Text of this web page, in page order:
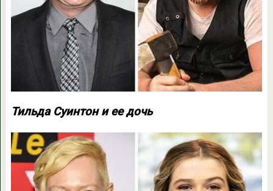
Тильда Суинтон и ее дочь